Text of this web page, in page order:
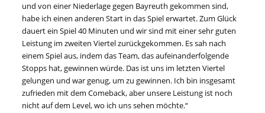
und von einer Niederlage gegen Bayreuth gekommen sind,
habe ich einen anderen Start in das Spiel erwartet. Zum Glück
dauert ein Spiel 40 Minuten und wir sind mit einer sehr guten
Leistung im zweiten Viertel zurückgekommen. Es sah nach
einem Spiel aus, indem das Team, das aufeinanderfolgende
Stopps hat, gewinnen würde. Das ist uns im letzten Viertel
gelungen und war genug, um zu gewinnen. Ich bin insgesamt
zufrieden mit dem Comeback, aber unsere Leistung ist noch
nicht auf dem Level, wo ich uns sehen möchte.“